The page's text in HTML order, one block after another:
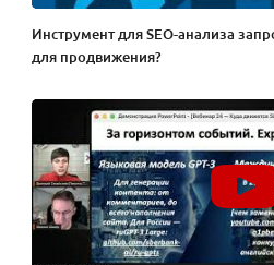
Инструмент для SEO-анализа
для продвижения?